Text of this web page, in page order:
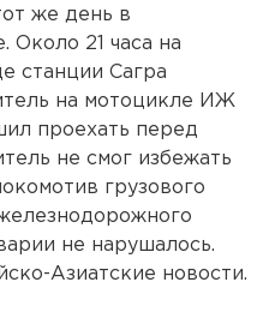
же день в
Около 21 часа на
станции Сагра
на мотоцикле ИЖ
проехать перед
не смог избежать
грузового
не нарушалось.
Азиатские новости.